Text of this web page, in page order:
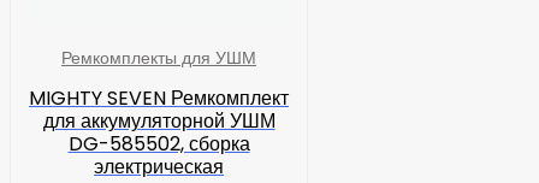
Ремкомплекты для УШМ
MIGHTY SEVEN Ремкомплект
для аккумуляторной УШМ
DG-585502, сборка
электрическая